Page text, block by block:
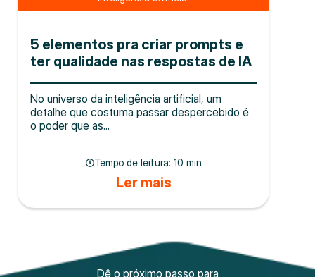
5 elementos pra criar prompts e
ter qualidade nas respostas de IA
No universo da inteligência artificial, um
detalhe que costuma passar despercebido é
o poder que as...
Tempo de leitura: 10 min
Ler mais
Dê o próximo passo para